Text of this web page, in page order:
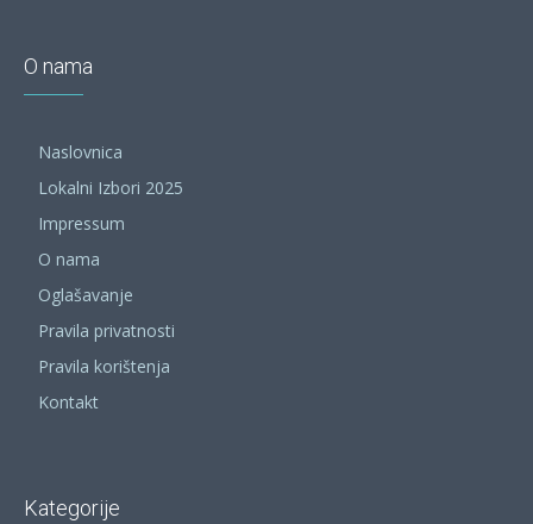
O nama
Naslovnica
Lokalni Izbori 2025
Impressum
O nama
Oglašavanje
Pravila privatnosti
Pravila korištenja
Kontakt
Kategorije